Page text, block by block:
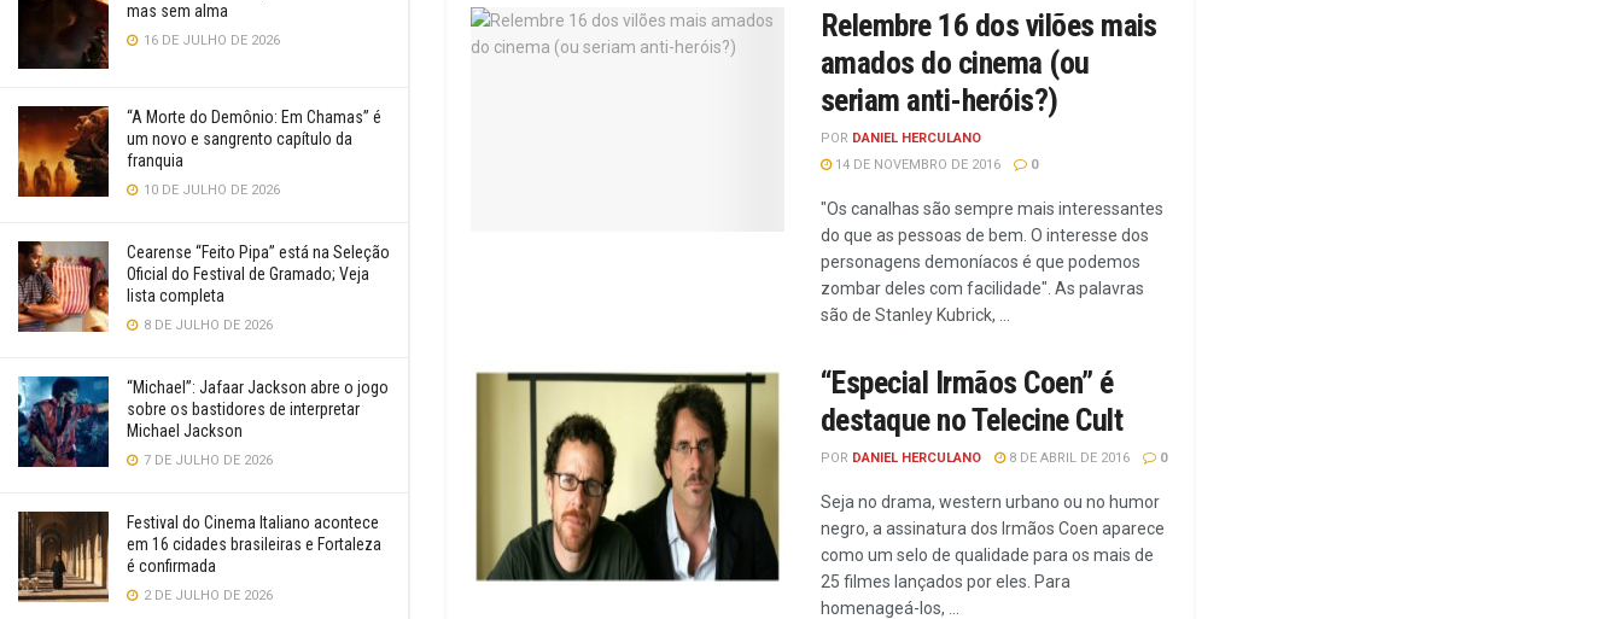
mas sem alma
16 DE JULHO DE 2026
“A Morte do Demônio: Em Chamas” é
um novo e sangrento capítulo da
franquia
10 DE JULHO DE 2026
Cearense “Feito Pipa” está na Seleção
Oficial do Festival de Gramado; Veja
lista completa
8 DE JULHO DE 2026
“Michael”: Jafaar Jackson abre o jogo
sobre os bastidores de interpretar
Michael Jackson
7 DE JULHO DE 2026
Festival do Cinema Italiano acontece
em 16 cidades brasileiras e Fortaleza
é confirmada
2 DE JULHO DE 2026
Relembre 16 dos vilões mais
amados do cinema (ou
seriam anti-heróis?)
POR DANIEL HERCULANO
14 DE NOVEMBRO DE 2016
0
"Os canalhas são sempre mais interessantes
do que as pessoas de bem. O interesse dos
personagens demoníacos é que podemos
zombar deles com facilidade". As palavras
são de Stanley Kubrick, ...
“Especial Irmãos Coen” é
destaque no Telecine Cult
POR DANIEL HERCULANO 8 DE ABRIL DE 2016 0
Seja no drama, western urbano ou no humor
negro, a assinatura dos Irmãos Coen aparece
como um selo de qualidade para os mais de
25 filmes lançados por eles. Para
homenageá-los, ...